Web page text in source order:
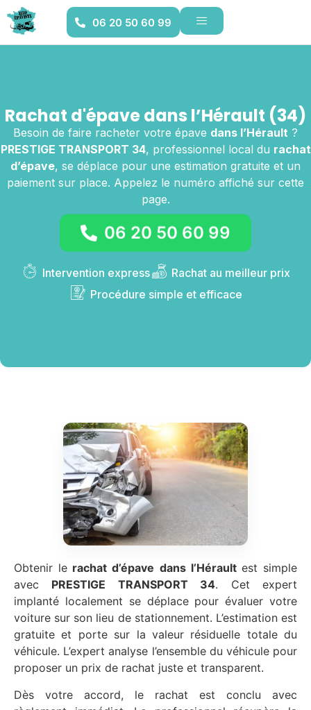
06 20 50 60 99
Rachat d'épave dans l’Hérault (34)
Besoin de faire racheter votre épave dans l’Hérault ?
PRESTIGE TRANSPORT 34, professionnel local du rachat
d’épave, se déplace pour une estimation gratuite et un
paiement sur place. Appelez le numéro affiché sur cette
page.
06 20 50 60 99
Intervention express
Rachat au meilleur prix
Procédure simple et efficace
Obtenir le rachat d’épave dans l’Héraultest simple
avec PRESTIGE TRANSPORT 34. Cet expert
implanté localement se déplace pour évaluer votre
voiture sur son lieu de stationnement. L’estimation est
gratuite et porte sur la valeur résiduelle totale du
véhicule. L’expert analyse l’ensemble du véhicule pour
proposer un prix de rachat juste et transparent.
Dès votre accord, le rachat est conclu avec